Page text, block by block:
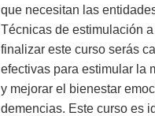
que necesitan las
Técnicas de estimulación
finalizar este curso serás
efectivas para estimular la
y mejorar el bienestar
demencias. Este curso es